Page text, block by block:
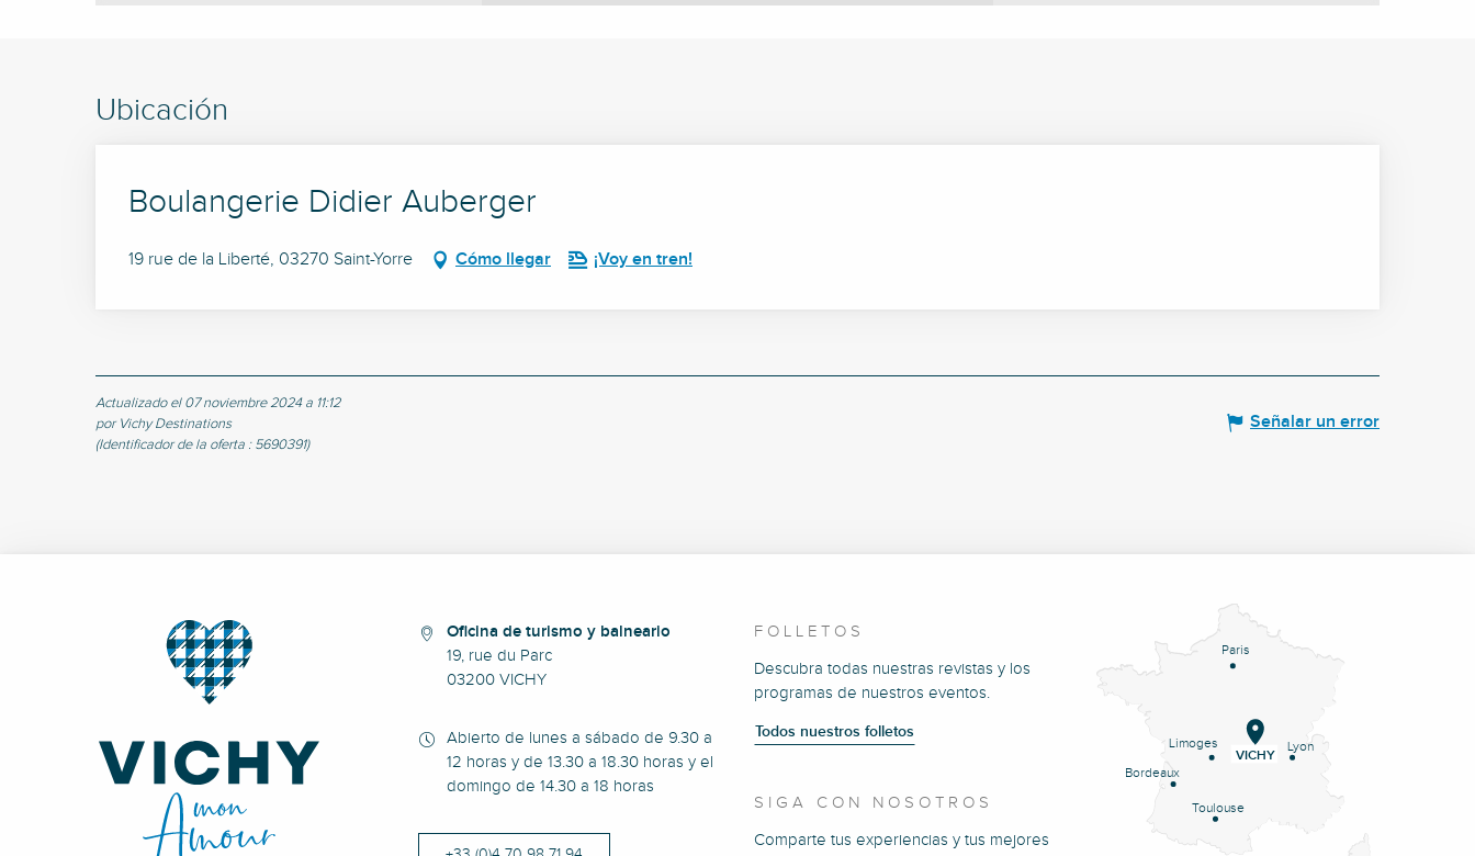
Ubicación
Boulangerie Didier Auberger
19 rue de la Liberté, 03270 Saint-Yorre Cómo llegar ¡Voy en tren!
Actualizado el 07 noviembre 2024 a 11:12
por Vichy Destinations
(Identificador de la oferta : 5690391)
Señalar un error
Oficina de turismo y balneario
19, rue du Parc
03200 VICHY
Abierto de lunes a sábado de 9.30 a
12 horas y de 13.30 a 18.30 horas y el
domingo de 14.30 a 18 horas
FOLLETOS
Descubra todas nuestras revistas y los
programas de nuestros eventos.
Todos nuestros folletos
SIGA CON NOSOTROS
Comparte tus experiencias y tus mejores
Paris
Lyon
Limoges
Bordeaux
Toulouse
VICHY